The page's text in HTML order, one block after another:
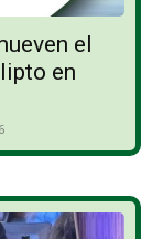
el
en